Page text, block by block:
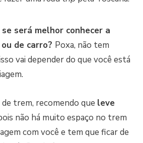
será melhor conhecer a
de carro? Poxa, não tem
vai depender do que você está
trem, recomendo que leve
não há muito espaço no trem
com você e tem que ficar de